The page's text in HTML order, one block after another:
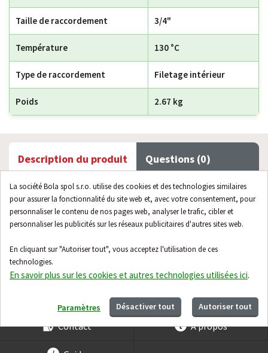
La société Bola spol s.r.o. utilise des cookies et des technologies similaires
pour assurer la fonctionnalité du site web et, avec votre consentement, pour
personnaliser le contenu de nos pages web, analyser le trafic, cibler et
personnaliser les publicités sur les réseaux publicitaires d'autres sites web.
En cliquant sur "Autoriser tout", vous acceptez l'utilisation de ces
technologies.
En savoir plus sur les cookies et autres technologies utilisées ici.
Paramètres Désactiver tout Autoriser tout
Taille de raccordement 3/4"
Température 130 °C
Type de raccordement Filetage intérieur
Poids 2.67 kg
Description du produit Questions (0)
Le désemboueur magnétique dans un corps en laiton nickelé
élimine les impuretés des circuits de chauffage et de
refroidissement. Il sert de protection pour les chaudières à
gaz à condensation ou les chaudières à combustibles solides.
L'emplacement approprié pour le désemboueur est sous la
chaudière. Installation avant l'entrée dans la chaudière.
Contact À propos